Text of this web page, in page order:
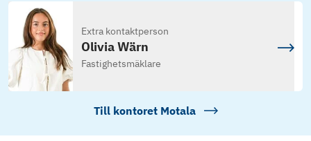
Extra kontaktperson
Olivia Wärn
Fastighetsmäklare
Till kontoret Motala